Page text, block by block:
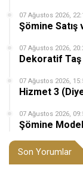
07 Ağustos 2026,
Şömine Satış
07 Ağustos 2026,
Dekoratif Taş
07 Ağustos 2026,
Hizmet 3
07 Ağustos 2026,
Şömine
Son Yorumlar